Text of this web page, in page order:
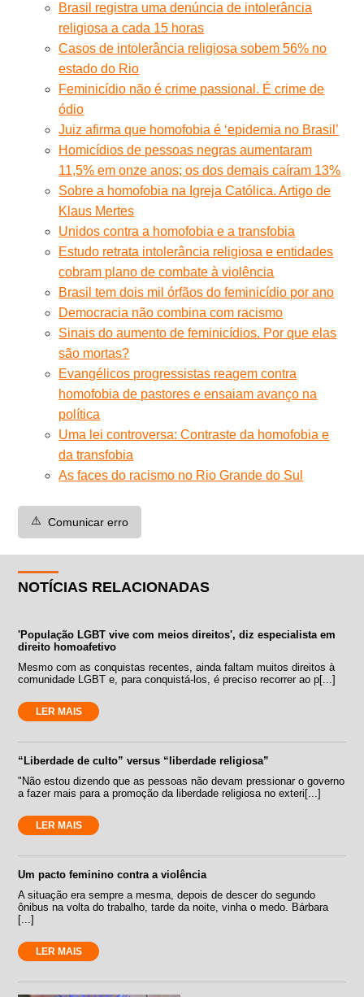
Brasil registra uma denúncia de intolerância
religiosa a cada 15 horas
Casos de intolerância religiosa sobem 56% no
estado do Rio
Feminicídio não é crime passional. É crime de
ódio
Juiz afirma que homofobia é ‘epidemia no Brasil’
Homicídios de pessoas negras aumentaram
11,5% em onze anos; os dos demais caíram 13%
Sobre a homofobia na Igreja Católica. Artigo de
Klaus Mertes
Unidos contra a homofobia e a transfobia
Estudo retrata intolerância religiosa e entidades
cobram plano de combate à violência
Brasil tem dois mil órfãos do feminicídio por ano
Democracia não combina com racismo
Sinais do aumento de feminicídios. Por que elas
são mortas?
Evangélicos progressistas reagem contra
homofobia de pastores e ensaiam avanço na
política
Uma lei controversa: Contraste da homofobia e
da transfobia
As faces do racismo no Rio Grande do Sul
⚠️ Comunicar erro
NOTÍCIAS RELACIONADAS
'População LGBT vive com meios direitos', diz especialista em
direito homoafetivo
Mesmo com as conquistas recentes, ainda faltam muitos direitos à
comunidade LGBT e, para conquistá-los, é preciso recorrer ao p[...]
LER MAIS
“Liberdade de culto” versus “liberdade religiosa”
"Não estou dizendo que as pessoas não devam pressionar o governo
a fazer mais para a promoção da liberdade religiosa no exteri[...]
LER MAIS
Um pacto feminino contra a violência
A situação era sempre a mesma, depois de descer do segundo
ônibus na volta do trabalho, tarde da noite, vinha o medo. Bárbara
[...]
LER MAIS